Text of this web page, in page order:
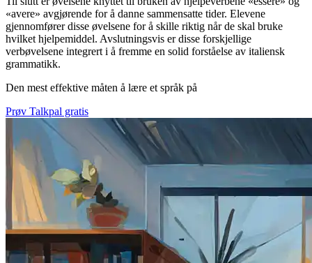
«avere» avgjørende for å danne sammensatte tider. Elevene
gjennomfører disse øvelsene for å skille riktig når de skal bruke
hvilket hjelpemiddel. Avslutningsvis er disse forskjellige
verbøvelsene integrert i å fremme en solid forståelse av italiensk
grammatikk.
Den mest effektive måten å lære et språk på
Prøv Talkpal gratis